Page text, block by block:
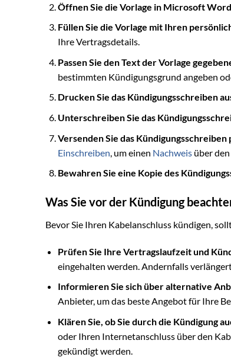
Öffnen Sie die Vorlage in Microsoft
Füllen Sie die Vorlage mit Ihren
Ihre Vertragsdetails.
Passen Sie den Text der Vorlage
bestimmten Kündigungsgrund angeben
Drucken Sie das Kündigungsschreiben
Unterschreiben Sie das
Versenden Sie das Kündigungsschreiben
Einschreiben , um einen Nachweisüber den
Bewahren Sie eine Kopie des
Was Sie vor der Kündigung
Bevor Sie Ihren Kabelanschluss kündigen,
Prüfen Sie Ihre Vertragslaufzeit und
eingehalten werden. Andernfalls
Informieren Sie sich über alternative
Anbieter, um das beste Angebot für Ihre
Klären Sie, ob Sie durch die Kündigung
oder Ihren Internetanschluss über den
gekündigt werden.